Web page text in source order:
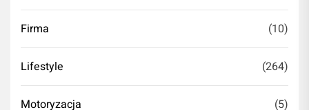
Firma (10)
Lifestyle (264)
Motoryzacja (5)